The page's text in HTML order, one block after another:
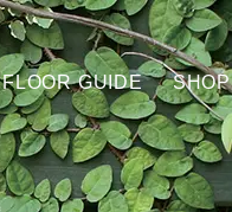
FLOOR GUIDE SHOP